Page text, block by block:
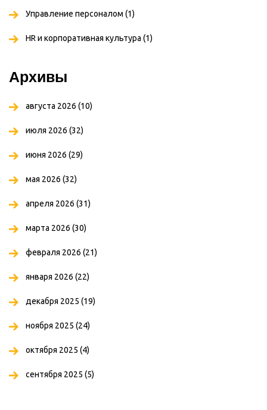
Управление персоналом (1)
HR и корпоративная культура (1)
Архивы
августа 2026 (10)
июля 2026 (32)
июня 2026 (29)
мая 2026 (32)
апреля 2026 (31)
марта 2026 (30)
февраля 2026 (21)
января 2026 (22)
декабря 2025 (19)
ноября 2025 (24)
октября 2025 (4)
сентября 2025 (5)